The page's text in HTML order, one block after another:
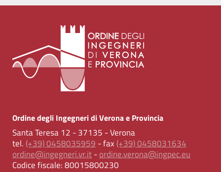
Ordine degli Ingegneri di Verona e Provincia
Santa Teresa 12 - 37135 - Verona
tel. (+39) 0458035959 - fax (+39) 0458031634
ordine@ingegneri.vr.it-ordine.verona@ingpec.eu
Codice fiscale:80015800230